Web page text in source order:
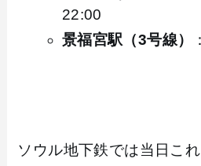
22:00
景福宮駅（3号線）
ソウル地下鉄では当日こ